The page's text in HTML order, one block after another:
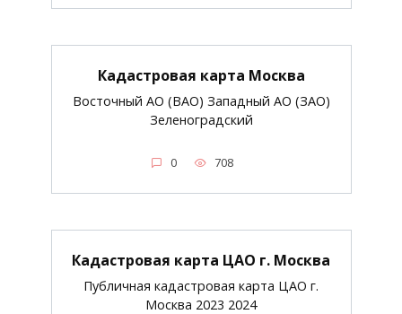
Кадастровая карта Москва
Восточный АО (ВАО) Западный АО (ЗАО)
Зеленоградский
0 708
Кадастровая карта ЦАО г. Москва
Публичная кадастровая карта ЦАО г.
Москва 2023 2024